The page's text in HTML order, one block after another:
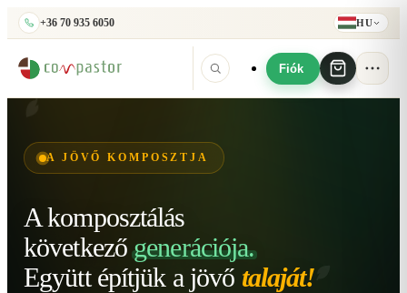
+36 70 935 6050 HU
Fiók
A JÖVŐ KOMPOSZTJA
A komposztálás
következő generációja.
Együtt építjük a jövő talaját!